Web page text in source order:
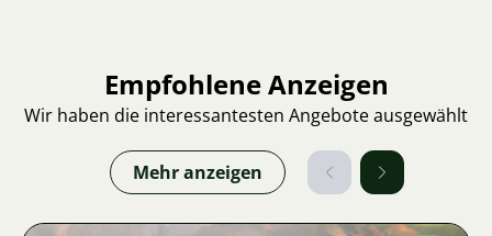
Empfohlene Anzeigen
Wir haben die interessantesten Angebote ausgewählt
Mehr anzeigen